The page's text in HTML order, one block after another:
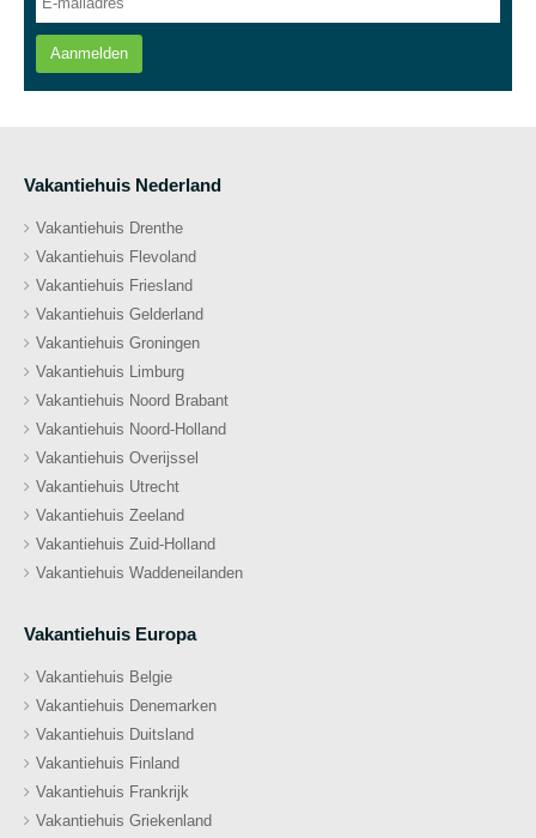
Aanmelden
Vakantiehuis Nederland
Vakantiehuis Drenthe
Vakantiehuis Flevoland
Vakantiehuis Friesland
Vakantiehuis Gelderland
Vakantiehuis Groningen
Vakantiehuis Limburg
Vakantiehuis Noord Brabant
Vakantiehuis Noord-Holland
Vakantiehuis Overijssel
Vakantiehuis Utrecht
Vakantiehuis Zeeland
Vakantiehuis Zuid-Holland
Vakantiehuis Waddeneilanden
Vakantiehuis Europa
Vakantiehuis Belgie
Vakantiehuis Denemarken
Vakantiehuis Duitsland
Vakantiehuis Finland
Vakantiehuis Frankrijk
Vakantiehuis Griekenland